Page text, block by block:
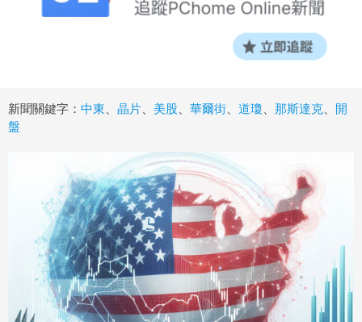
新聞關鍵字： 中東 晶片 美股 華爾街 道瓊 那斯達克
開
盤